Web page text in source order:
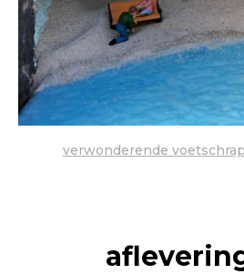
verwonderende